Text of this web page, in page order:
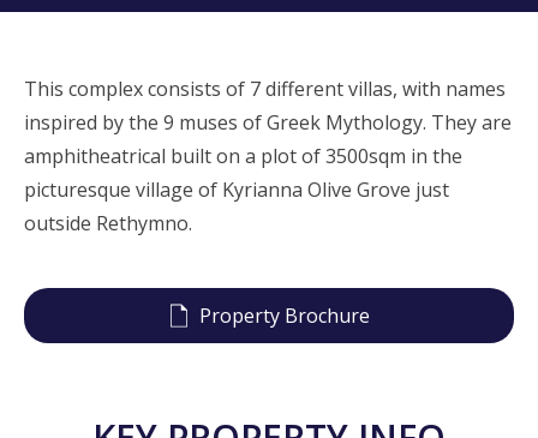
This complex consists of 7 different villas, with names
inspired by the 9 muses of Greek Mythology. They are
amphitheatrical built on a plot of 3500sqm in the
picturesque village of Kyrianna Olive Grove just
outside Rethymno.
Property Brochure